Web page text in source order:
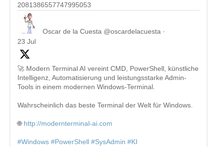
2081386557747995053
Oscar de la Cuesta @oscardelacuesta ·
23 Jul
🚀 Modern Terminal AI vereint CMD, PowerShell, künstliche
Intelligenz, Automatisierung und leistungsstarke Admin-
Tools in einem modernen Windows-Terminal.
Wahrscheinlich das beste Terminal der Welt für Windows.
🌐 http://modernterminal-ai.com
#Windows #PowerShell #SysAdmin #KI